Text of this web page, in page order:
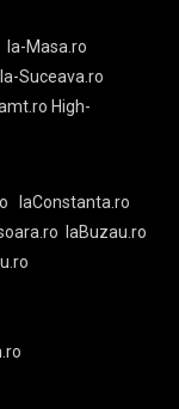
la-Masa.ro
la-Suceava.ro
High-
laConstanta.ro
laBuzau.ro